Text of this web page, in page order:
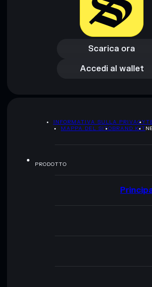
Scarica ora
Scarica ora
Accedi al wallet
Accedi al wallet
INFORMATIVA SULLA PRIVACY
MAPPA DEL SITOBRAND KIT
PRODOTTO